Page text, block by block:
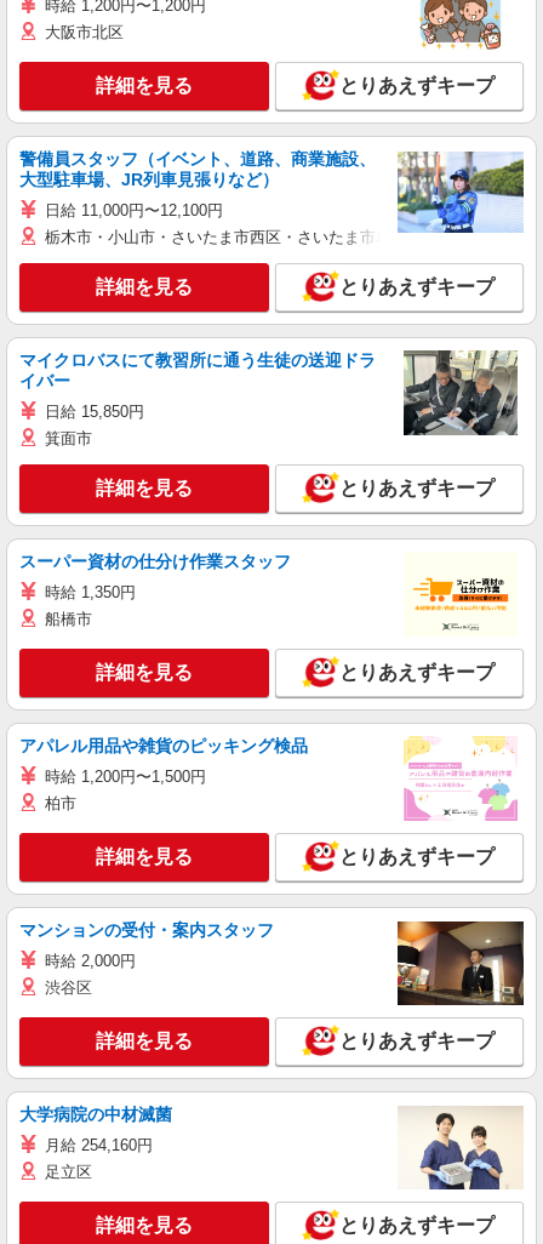
時給 1,200円〜1,200円
大阪市北区
詳細を見る とりあえずキープ
警備員スタッフ（イベント、道路、商業施設、
大型駐車場、JR列車見張りなど）
日給 11,000円〜12,100円
栃木市・小山市・さいたま市西区・さいたま市岩槻区・久喜市・蓮田
詳細を見る とりあえずキープ
マイクロバスにて教習所に通う生徒の送迎ドラ
イバー
日給 15,850円
箕面市
詳細を見る とりあえずキープ
スーパー資材の仕分け作業スタッフ
時給 1,350円
船橋市
詳細を見る とりあえずキープ
アパレル用品や雑貨のピッキング検品
時給 1,200円〜1,500円
柏市
詳細を見る とりあえずキープ
マンションの受付・案内スタッフ
時給 2,000円
渋谷区
詳細を見る とりあえずキープ
大学病院の中材滅菌
月給 254,160円
足立区
詳細を見る とりあえずキープ